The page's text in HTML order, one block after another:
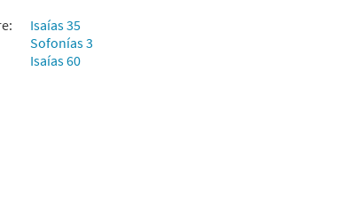
Coral
Isaías 35
Sofonías 3
Isaías 60